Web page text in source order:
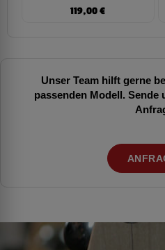
119,00€
Unser Team hilft gerne
passenden Modell.